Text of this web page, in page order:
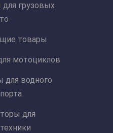
грузовых
товары
мотоциклов
для водного
для